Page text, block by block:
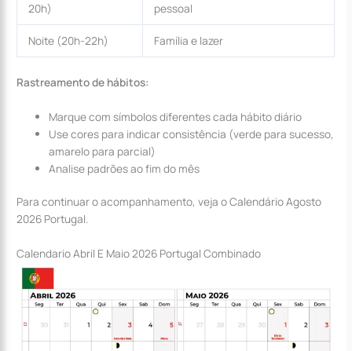
20h)
pessoal
Noite (20h-22h) Família e lazer
Rastreamento de hábitos:
Marque com símbolos diferentes cada hábito diário
Use cores para indicar consistência (verde para sucesso,
amarelo para parcial)
Analise padrões ao fim do mês
Para continuar o acompanhamento, veja o Calendário Agosto
2026 Portugal.
Calendario Abril E Maio 2026 Portugal Combinado